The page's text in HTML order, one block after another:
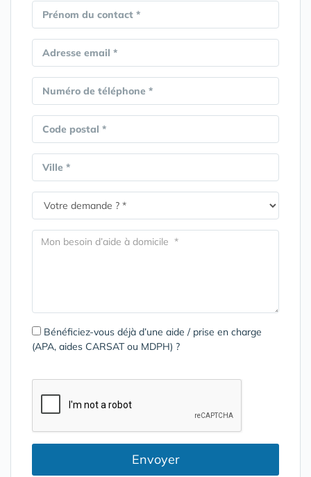
Prénom du contact *
Adresse email *
Numéro de téléphone *
Code postal *
Ville *
Bénéficiez-vous déjà d’une aide / prise en charge
(APA, aides CARSAT ou MDPH) ?
Envoyer